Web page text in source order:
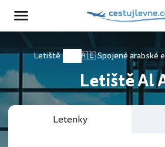
Letiště 🇦🇪 Spojené arabské
Letiště Al
Letenky